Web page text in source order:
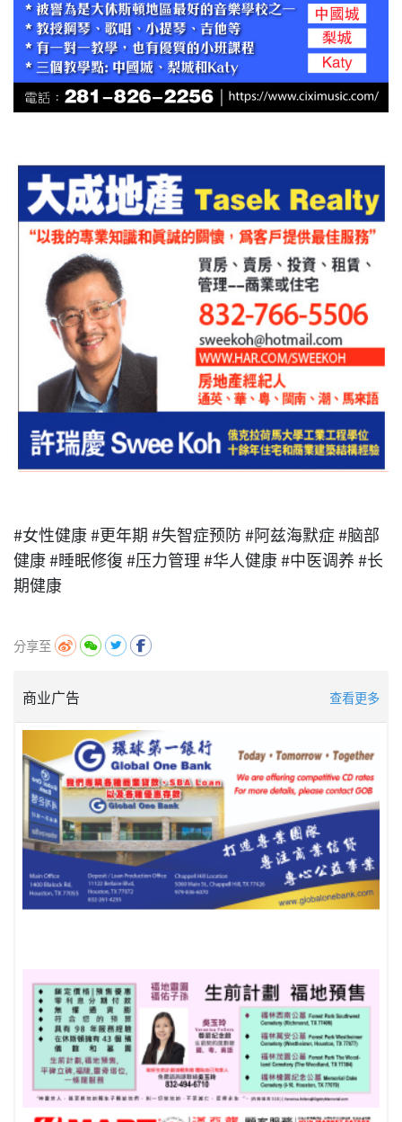
#女性健康 #更年期 #失智症预防 #阿兹海默症 #脑部
健康 #睡眠修復 #压力管理 #华人健康 #中医调养 #长
期健康
分享至
商业广告 查看更多